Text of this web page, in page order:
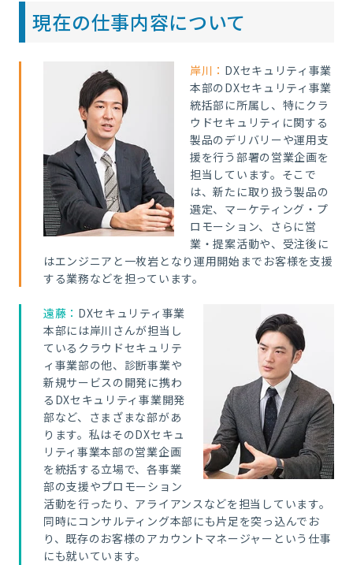
現在の仕事内容について
岸川： DXセキュリティ事業
本部のDXセキュリティ事業
統括部に所属し、特にクラ
ウドセキュリティに関する
製品のデリバリーや運用支
援を行う部署の営業企画を
担当しています。そこで
は、新たに取り扱う製品の
選定、マーケティング・プ
ロモーション、さらに営
業・提案活動や、受注後に
はエンジニアと一枚岩となり運用開始までお客様を支援
する業務などを担っています。
遠藤： DXセキュリティ事業
本部には岸川さんが担当し
ているクラウドセキュリテ
ィ事業部の他、診断事業や
新規サービスの開発に携わ
るDXセキュリティ事業開発
部など、さまざまな部があ
ります。私はそのDXセキュ
リティ事業本部の営業企画
を統括する立場で、各事業
部の支援やプロモーション
活動を行ったり、アライアンスなどを担当しています。
同時にコンサルティング本部にも片足を突っ込んでお
り、既存のお客様のアカウントマネージャーという仕事
にも就いています。